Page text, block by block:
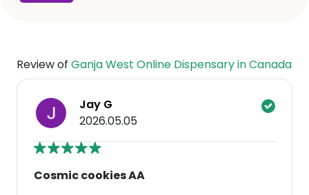
Review of Ganja West Online Dispensary in Canada
Jay G
2026.05.05
Cosmic cookies AA